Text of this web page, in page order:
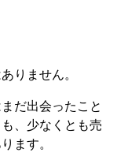
りません。
だ出会ったこと
、少なくとも売
ます。